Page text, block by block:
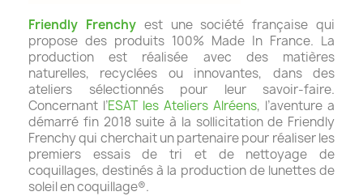
Friendly Frenchyest une société française qui
propose des produits 100% Made In France. La
production est réalisée avec des matières
naturelles, recyclées ou innovantes, dans des
ateliers sélectionnés pour leur savoir-faire.
Concernant l’ESAT les Ateliers Alréens, l’aventure a
démarré fin 2018 suite à la sollicitation de Friendly
Frenchy qui cherchait un partenaire pour réaliser les
premiers essais de tri et de nettoyage de
coquillages, destinés à la production de lunettes de
soleil en coquillage®.